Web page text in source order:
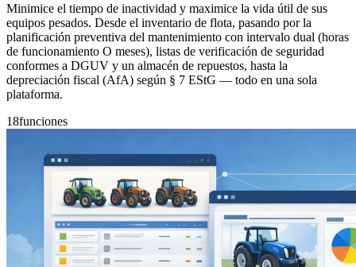
Minimice el tiempo de inactividad y maximice la vida útil de sus
equipos pesados. Desde el inventario de flota, pasando por la
planificación preventiva del mantenimiento con intervalo dual (horas
de funcionamiento O meses), listas de verificación de seguridad
conformes a DGUV y un almacén de repuestos, hasta la
depreciación fiscal (AfA) según § 7 EStG — todo en una sola
plataforma.
18funciones